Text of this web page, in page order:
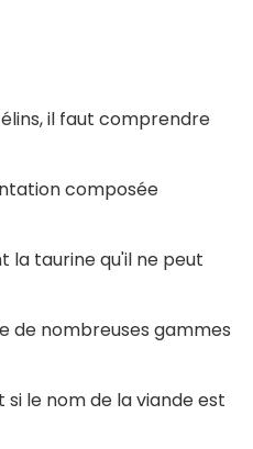
il faut comprendre
composée
la taurine qu'il ne peut
de nombreuses gammes
si le nom de la viande est